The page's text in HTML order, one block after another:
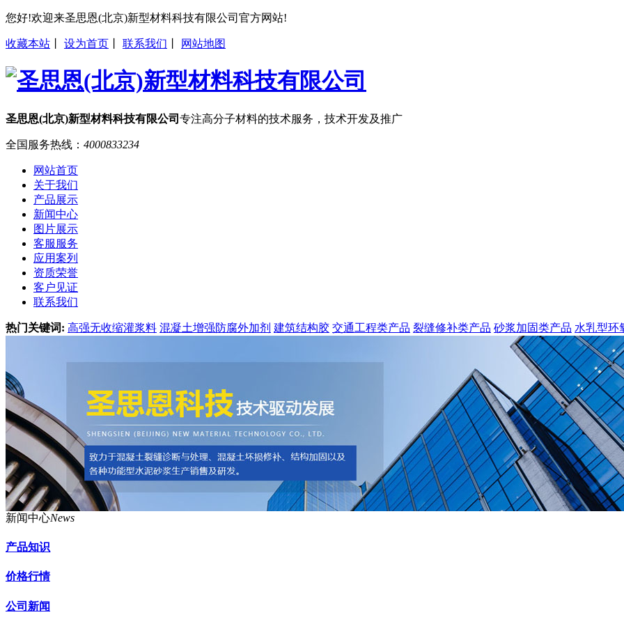
您好!欢迎来圣思恩(北京)新型材料科技有限公司官方网站!
收藏本站 设为首页 联系我们 网站地图
圣思恩(北京)新型材料科技有限公司 专注高分子材料的技术服务，技术开发及推广
全国服务热线： 4000833234
网站首页
关于我们
产品展示
新闻中心
图片展示
客服服务
应用案列
资质荣誉
客户见证
联系我们
热门关键词: 高强无收缩灌浆料 混凝土增强防腐外加剂 建筑结构胶 交通工程类产品 裂缝修补类产品 砂浆加固类产品 水乳型环
新闻中心News
产品知识
价格行情
公司新闻